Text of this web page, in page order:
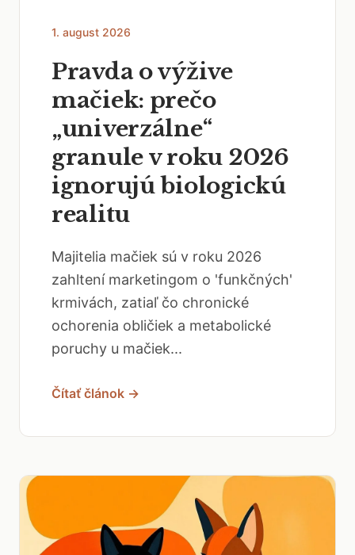
1. august 2026
Pravda o výžive
mačiek: prečo
„univerzálne“
granule v roku 2026
ignorujú biologickú
realitu
Majitelia mačiek sú v roku 2026
zahltení marketingom o 'funkčných'
krmivách, zatiaľ čo chronické
ochorenia obličiek a metabolické
poruchy u mačiek...
Čítať článok →